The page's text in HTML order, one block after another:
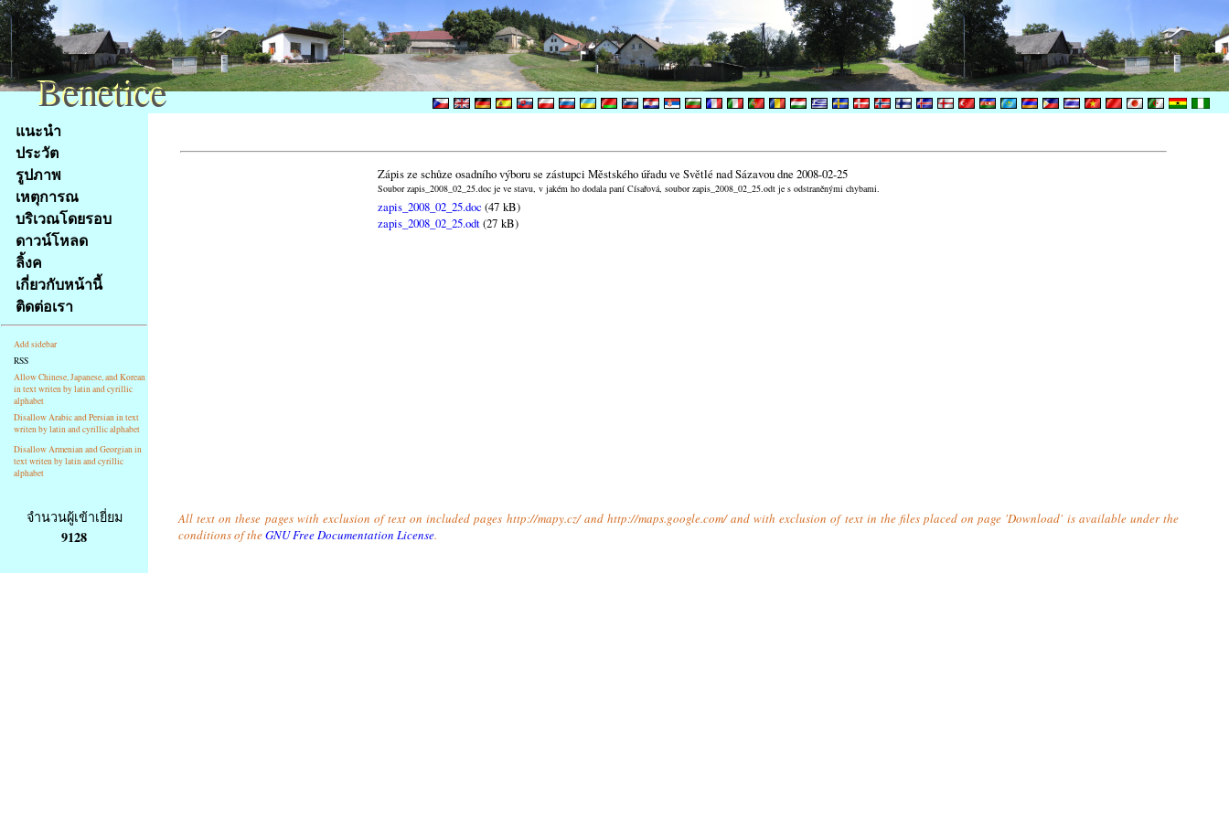
obsah
stránky
Klávesové
zkratky
tomto
webu
základní
Hlavní
strana
แนะนำ
ประวัต
รูปภาพ
เหตุการณ
บริเวณโดยรอบ
ดาวน์โหลด
ลิ้งค
เกี่ยวกับหน้านี้
ติดต่อเรา
Add sidebar
RSS
Allow Chinese, Japanese, and Korean
in text writen by latin and cyrillic
alphabet
Disallow Arabic and Persian in text
writen by latin and cyrillic alphabet
Disallow Armenian and Georgian in
text writen by latin and cyrillic
alphabet
Zápis ze schůze osadního výboru se zástupci Městského úřadu ve Světlé nad Sázavou dne 2008-02-25
Soubor zapis_2008_02_25.doc je ve stavu, v jakém ho dodala paní Císařová, soubor zapis_2008_02_25.odt je s odstraněnými chybami.
zapis_2008_02_25.doc (47 kB)
zapis_2008_02_25.odt(27 kB)
จำนวนผู้เข้าเยี่ยม
9128
All text on these pages with exclusion of text on included pages http://mapy.cz/ and http://maps.google.com/ and with exclusion of text in the files placed on page 'Download' is available under the
conditions of theGNU Free Documentation License.
Benetice
Benetice